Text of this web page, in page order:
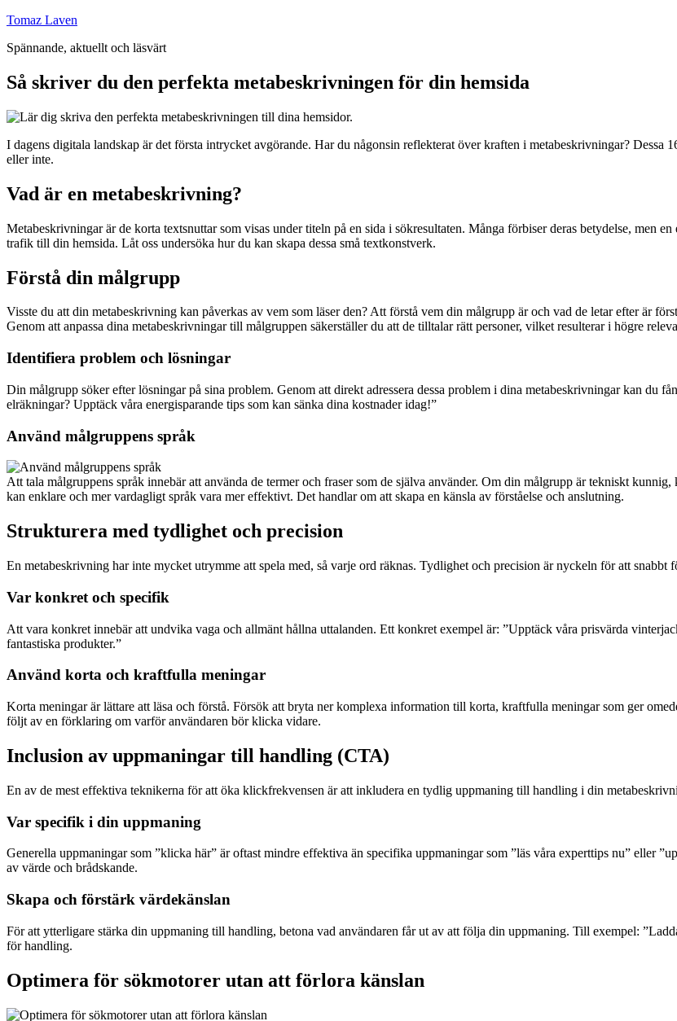
Hoppa
innehåll
Tomaz Laven
Spännande, aktuellt och läsvärt
Så skriver du den perfekta metabeskrivningen för din hemsida
I dagens digitala landskap är det första intrycket avgörande. Har du någonsin reflekterat över kraften i metabeskrivningar?
eller inte.
Vad är en metabeskrivning?
Metabeskrivningar är de korta textsnuttar som visas under titeln på en sida i sökresultaten. Många förbiser deras betydelse, men
trafik till din hemsida. Låt oss undersöka hur du kan skapa dessa små textkonstverk.
Förstå din målgrupp
Visste du att din metabeskrivning kan påverkas av vem som läser den? Att förstå vem din målgrupp är och vad de letar efter är
Genom att anpassa dina metabeskrivningar till målgruppen säkerställer du att de tilltalar rätt personer, vilket resulterar i högre
Identifiera problem och lösningar
Din målgrupp söker efter lösningar på sina problem. Genom att direkt adressera dessa problem i dina metabeskrivningar kan du
elräkningar? Upptäck våra energisparande tips som kan sänka dina kostnader idag!”
Använd målgruppens språk
Att tala målgruppens språk innebär att använda de termer och fraser som de själva använder. Om din målgrupp är tekniskt
kan enklare och mer vardagligt språk vara mer effektivt. Det handlar om att skapa en känsla av förståelse och anslutning.
Strukturera med tydlighet och precision
En metabeskrivning har inte mycket utrymme att spela med, så varje ord räknas. Tydlighet och precision är nyckeln för att snabbt
Var konkret och specifik
Att vara konkret innebär att undvika vaga och allmänt hållna uttalanden. Ett konkret exempel är: ”Upptäck våra prisvärda
fantastiska produkter.”
Använd korta och kraftfulla meningar
Korta meningar är lättare att läsa och förstå. Försök att bryta ner komplexa information till korta, kraftfulla meningar som ger
följt av en förklaring om varför användaren bör klicka vidare.
Inclusion av uppmaningar till handling (CTA)
En av de mest effektiva teknikerna för att öka klickfrekvensen är att inkludera en tydlig uppmaning till handling i din
Var specifik i din uppmaning
Generella uppmaningar som ”klicka här” är oftast mindre effektiva än specifika uppmaningar som ”läs våra experttips nu” eller
av värde och brådskande.
Skapa och förstärk värdekänslan
För att ytterligare stärka din uppmaning till handling, betona vad användaren får ut av att följa din uppmaning. Till exempel:
för handling.
Optimera för sökmotorer utan att förlora känslan